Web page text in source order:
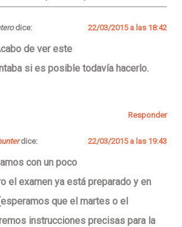
dice: 22/03/2015 a las 18:42
de ver este
si es posible todavía hacerlo.
Responder
dice: 22/03/2015 a las 19:43
con un poco
el examen ya está preparado y en
que el martes o el
instrucciones precisas para la